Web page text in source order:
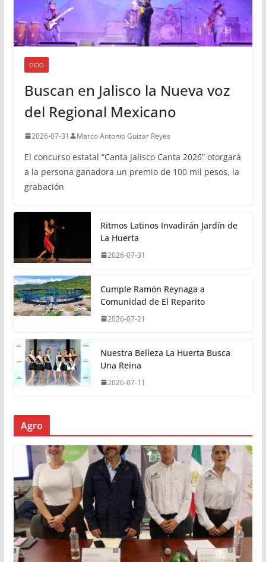
OCIO
Buscan en Jalisco la Nueva voz
del Regional Mexicano
2026-07-31 Marco Antonio Guizar Reyes
El concurso estatal “Canta Jalisco Canta 2026” otorgará
a la persona ganadora un premio de 100 mil pesos, la
grabación
Ritmos Latinos Invadirán Jardín de
La Huerta
2026-07-31
Cumple Ramón Reynaga a
Comunidad de El Reparito
2026-07-21
Nuestra Belleza La Huerta Busca
Una Reina
2026-07-11
Agro